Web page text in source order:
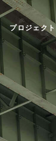
プロジェク